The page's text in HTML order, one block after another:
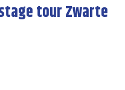
tour Zwarte